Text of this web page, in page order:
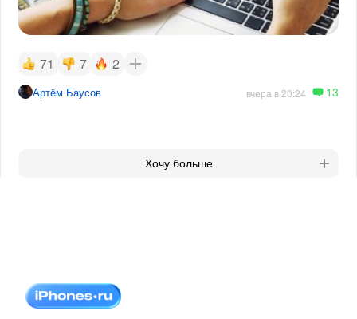
71 7 2
Артём Баусов вчера в 20:24 13
Хочу больше